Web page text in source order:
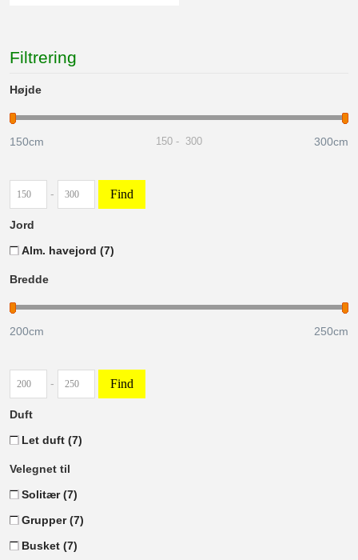
Filtrering
Højde
150cm 300cm
150 - 300
- Find
Jord
Alm. havejord (7)
Bredde
200cm 250cm
- Find
Duft
Let duft (7)
Velegnet til
Solitær(7)
Grupper(7)
Busket (7)